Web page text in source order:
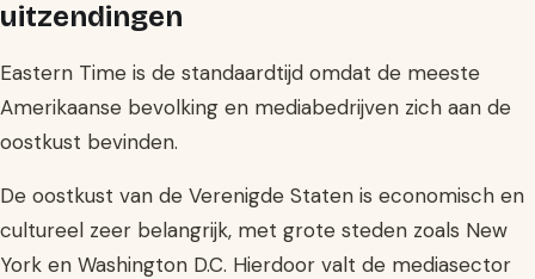
uitzendingen
Eastern Time is de standaardtijd omdat de meeste
Amerikaanse bevolking en mediabedrijven zich aan de
oostkust bevinden.
De oostkust van de Verenigde Staten is economisch en
cultureel zeer belangrijk, met grote steden zoals New
York en Washington D.C. Hierdoor valt de mediasector